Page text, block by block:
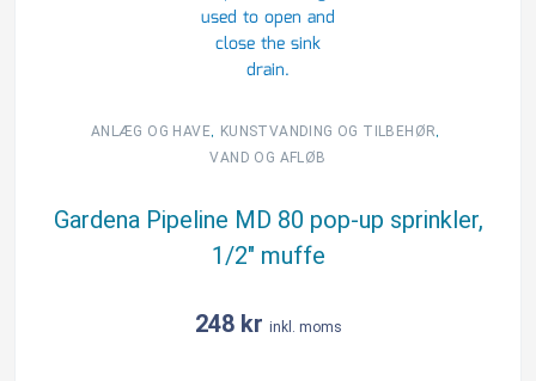
ANLÆG OG HAVE, KUNSTVANDING OG TILBEHØR,
VAND OG AFLØB
Gardena Pipeline MD 80 pop-up sprinkler,
1/2″ muffe
248 kr inkl. moms